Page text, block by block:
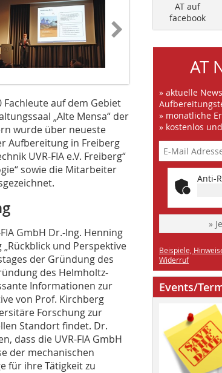
Fachleute auf dem Gebiet
„Alte Mensa“ der
wurde über neueste
Aufbereitung in Freiberg
UVR-FIA e.V. Freiberg“
sowie die Mitarbeiter
GmbH Dr.-Ing. Henning
und Perspektive
der Gründung des
des Helmholtz-
Informationen zur
von Prof. Kirchberg
Forschung zur
Standort findet. Dr.
dass die UVR-FIA GmbH
der mechanischen
für ihre Tätigkeit zu
AT auf
facebook
AT
» aktuelle
» monatliche
» kostenlos
Anti-
»
Beispiele,
Widerruf
Events/